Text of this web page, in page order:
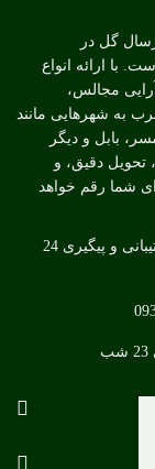
گل در
با ارائه انواع
مجالس،
به شهرهایی مانند
بابل و دیگر
دقیق، و
شما رقم خواهد
آنلاین گل ،بهترین گلفروشی آنلاین همراه با پشتیبانی و پیگیری 24